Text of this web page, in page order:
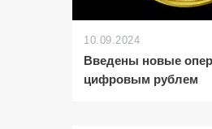
10.09.2024
Введены новые
цифровым рублем